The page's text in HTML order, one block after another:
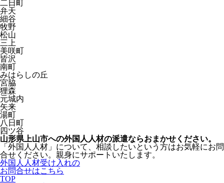
二日町
弁天
細谷
牧野
松山
三上
美咲町
皆沢
南町
みはらしの丘
宮脇
狸森
元城内
矢来
湯町
八日町
四ツ谷
山形県上山市への外国人人材の派遣ならおまかせください。
「外国人人材」について、相談したいという方はお気軽にお問
合せください。親身にサポートいたします。
外国人人材受け入れの
お問合せはこちら
TOP